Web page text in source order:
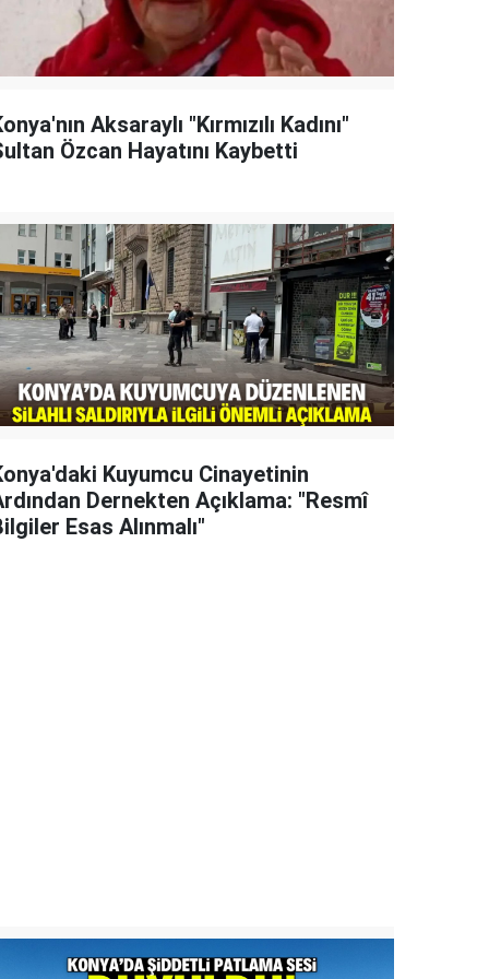
Aksaraylı "Kırmızılı Kadını"
Özcan Hayatını Kaybetti
Kuyumcu Cinayetinin
Dernekten Açıklama: "Resmî
Esas Alınmalı"